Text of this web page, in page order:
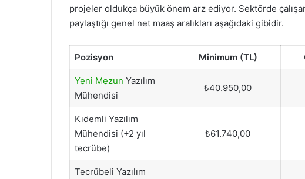
projeler oldukça büyük önem arz ediyor. Sektörde
paylaştığı genel net maaş aralıkları aşağıdaki gibidir.
Pozisyon Minimum (TL)
Yeni Mezun Yazılım
Mühendisi
₺40.950,00
Kıdemli Yazılım
Mühendisi (+2 yıl
tecrübe)
₺61.740,00
Tecrübeli Yazılım